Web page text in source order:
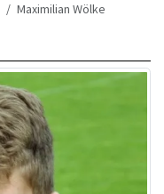
Maximilian Wölke